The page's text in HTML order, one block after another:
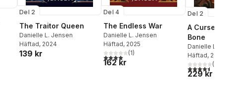
Del 2
The Traitor Queen
Danielle L. Jensen
Häftad, 2024
139 kr
Del 4
The Endless War
Danielle L. Jensen
Häftad, 2025
4,0utav 5 stjärnor. Totalt antal röster:
(1)
162 kr
Del 2
A Curse
Bone
Danielle L.
Häftad, 2025
4,5utav 5(
229 kr